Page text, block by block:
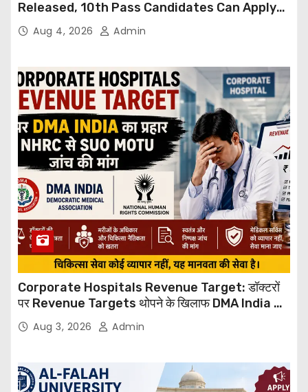
Released, 10th Pass Candidates Can Apply
Through Email
Aug 4, 2026 Admin
Corporate Hospitals Revenue Target: डॉक्टरों
पर Revenue Targets थोपने के खिलाफ DMA India का
बड़ा कदम, NHRC से Suo Motu जांच की मांग
Aug 3, 2026 Admin